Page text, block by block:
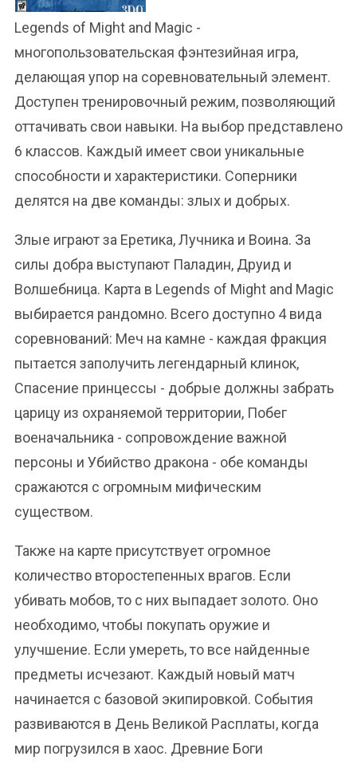
Legends of Might and Magic -
многопользовательская фэнтезийная игра,
делающая упор на соревновательный элемент.
Доступен тренировочный режим, позволяющий
оттачивать свои навыки. На выбор представлено
6 классов. Каждый имеет свои уникальные
способности и характеристики. Соперники
делятся на две команды: злых и добрых.
Злые играют за Еретика, Лучника и Воина. За
силы добра выступают Паладин, Друид и
Волшебница. Карта в Legends of Might and Magic
выбирается рандомно. Всего доступно 4 вида
соревнований: Меч на камне - каждая фракция
пытается заполучить легендарный клинок,
Спасение принцессы - добрые должны забрать
царицу из охраняемой территории, Побег
военачальника - сопровождение важной
персоны и Убийство дракона - обе команды
сражаются с огромным мифическим
существом.
Также на карте присутствует огромное
количество второстепенных врагов. Если
убивать мобов, то с них выпадает золото. Оно
необходимо, чтобы покупать оружие и
улучшение. Если умереть, то все найденные
предметы исчезают. Каждый новый матч
начинается с базовой экипировкой. События
развиваются в День Великой Расплаты, когда
мир погрузился в хаос. Древние Боги